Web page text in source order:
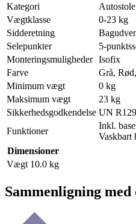
Kategori
Autostole
Vægtklasse
0-23 kg
Sidderetning
Selepunkter
5-
Monteringsmuligheder Isofix
Farve
Grå,
Minimum vægt
0 kg
Maksimum vægt
23 kg
Sikkerhedsgodkendelse UN
Funktioner
Inkl.
Vaskbart
Dimensioner
Vægt 10.0 kg
Sammenligning med